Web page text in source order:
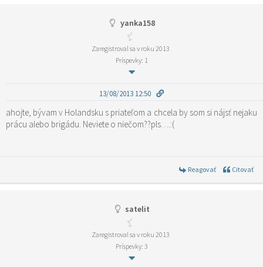
yanka158
Zaregistroval sa v roku 2013
Príspevky: 1
13/08/2013 12:50
ahojte, bývam v Holandsku s priateľom a chcela by som si nájsť nejaku
prácu alebo brigádu. Neviete o niečom??pls….:(
Reagovať Citovať
satelit
Zaregistroval sa v roku 2013
Príspevky: 3